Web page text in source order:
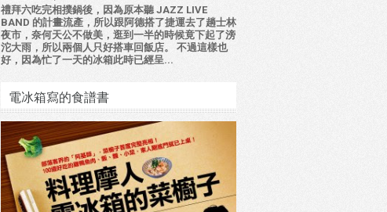
禮拜六吃完相撲鍋後，因為原本聽 JAZZ LIVE
BAND 的計畫流產，所以跟阿德搭了捷運去了趟士林
夜市，奈何天公不做美，逛到一半的時候竟下起了滂
沱大雨，所以兩個人只好搭車回飯店。 不過這樣也
好，因為忙了一天的冰箱此時已經呈...
電冰箱寫的食譜書